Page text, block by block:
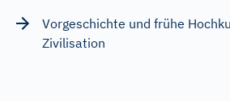
Vorgeschichte und frühe
Zivilisation